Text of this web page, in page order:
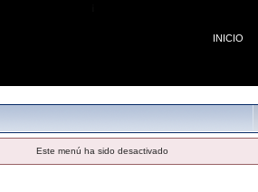
INICIO
Este menú ha sido desactivado